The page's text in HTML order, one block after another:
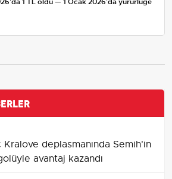
deplasmanında Semih'in
avantaj kazandı